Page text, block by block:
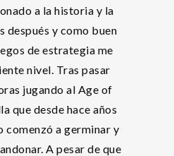
a la historia y la
después y como buen
de estrategia me
nivel. Tras pasar
jugando al Age of
que desde hace años
comenzó a germinar y
A pesar de que